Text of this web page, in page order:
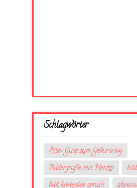
Schlagwörter
Alles Gute zum Geburtstag
Bildergrüße mit Herzღ
bild kostenlos spruch